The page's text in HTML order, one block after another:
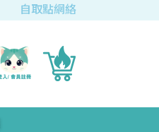
自取點網絡